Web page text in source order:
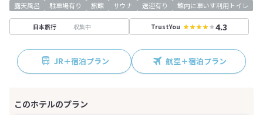
露天風呂
駐車場有り 旅館 サウナ 送迎有り 館内に車いす利用トイレ
日本旅行 収集中 TrustYou 4.3
JR＋宿泊プラン 航空＋宿泊プラン